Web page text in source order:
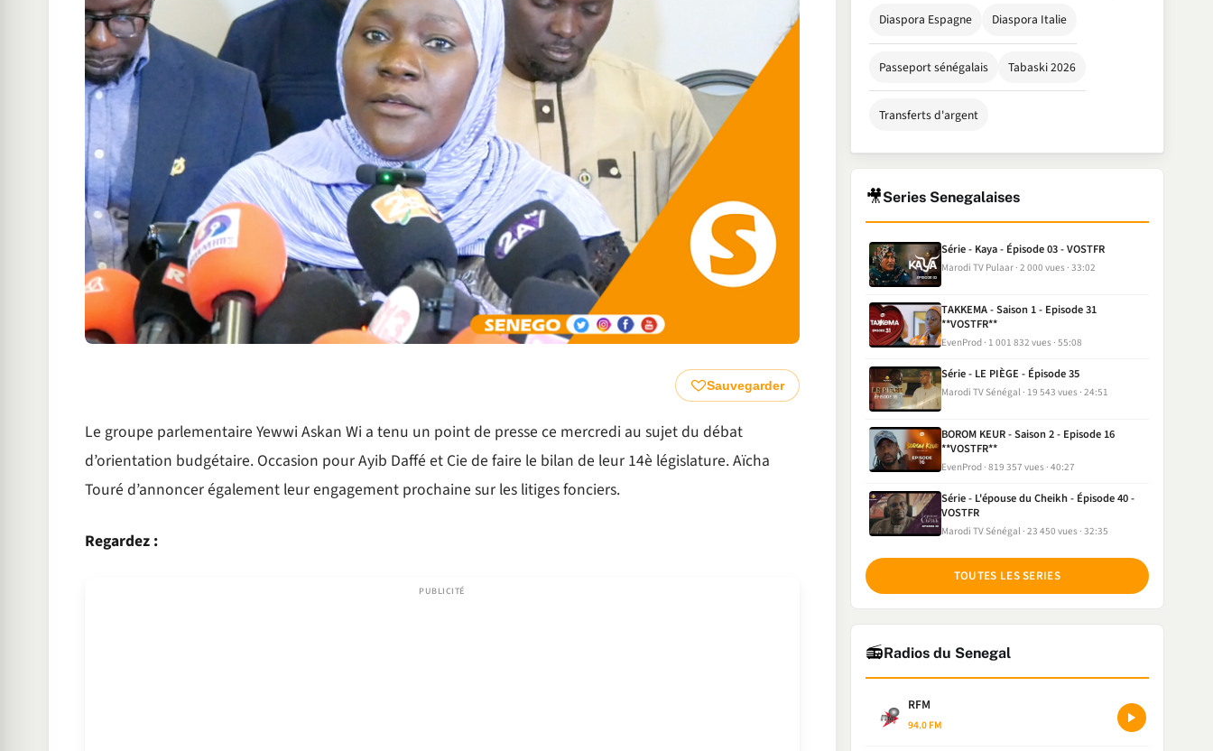
Sauvegarder
Le groupe parlementaire Yewwi Askan Wi a tenu un point de presse ce mercredi au sujet du débat
d’orientation budgétaire. Occasion pour Ayib Daffé et Cie de faire le bilan de leur 14è législature. Aïcha
Touré d’annoncer également leur engagement prochaine sur les litiges fonciers.
Regardez :
Diaspora Espagne Diaspora Italie
Passeport sénégalais Tabaski 2026
Transferts d'argent
🎥Series Senegalaises
Série - Kaya - Épisode 03 - VOSTFR
Marodi TV Pulaar 2 000 vues 33:02
TAKKEMA - Saison 1 - Episode 31
**VOSTFR**
EvenProd 1 001 832 vues 55:08
Série - LE PIÈGE - Épisode 35
Marodi TV Sénégal 19 543 vues 24:51
BOROM KEUR - Saison 2 - Episode 16
**VOSTFR**
EvenProd 819 357 vues 40:27
Série - L'épouse du Cheikh - Épisode 40 -
VOSTFR
Marodi TV Sénégal 23 450 vues 32:35
TOUTES LES SERIES
📻Radios du Senegal
RFM
94.0 FM